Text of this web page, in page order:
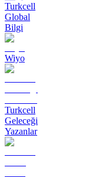
Turkcell
Global
Bilgi
Wiyo
Turkcell
Geleceği
Yazanlar